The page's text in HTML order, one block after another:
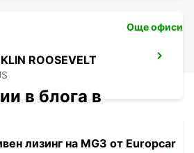
ROOSEVELT
Още офиси
в блога в
лизинг на MG3 от Europcar